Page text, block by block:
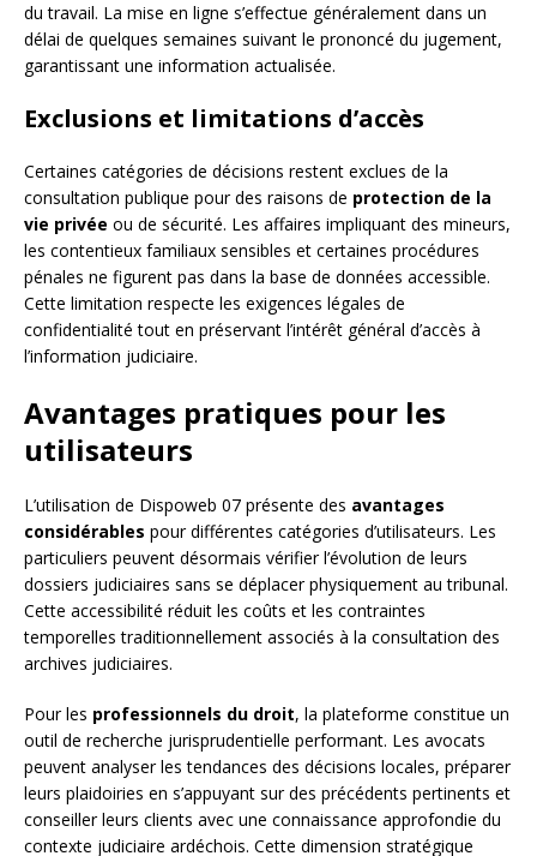
du travail. La mise en ligne s’effectue généralement dans un
délai de quelques semaines suivant le prononcé du jugement,
garantissant une information actualisée.
Exclusions et limitations d’accès
Certaines catégories de décisions restent exclues de la
consultation publique pour des raisons de protection de la
vie privée ou de sécurité. Les affaires impliquant des mineurs,
les contentieux familiaux sensibles et certaines procédures
pénales ne figurent pas dans la base de données accessible.
Cette limitation respecte les exigences légales de
confidentialité tout en préservant l’intérêt général d’accès à
l’information judiciaire.
Avantages pratiques pour les
utilisateurs
L’utilisation de Dispoweb 07 présente des avantages
considérables pour différentes catégories d’utilisateurs. Les
particuliers peuvent désormais vérifier l’évolution de leurs
dossiers judiciaires sans se déplacer physiquement au tribunal.
Cette accessibilité réduit les coûts et les contraintes
temporelles traditionnellement associés à la consultation des
archives judiciaires.
Pour les professionnels du droit, la plateforme constitue un
outil de recherche jurisprudentielle performant. Les avocats
peuvent analyser les tendances des décisions locales, préparer
leurs plaidoiries en s’appuyant sur des précédents pertinents et
conseiller leurs clients avec une connaissance approfondie du
contexte judiciaire ardéchois. Cette dimension stratégique